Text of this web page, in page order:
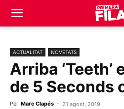
ACTUALITAT NOVETATS
Arriba ‘Teeth’
de 5 Seconds
Per Marc Clapés - 21 agost, 2019